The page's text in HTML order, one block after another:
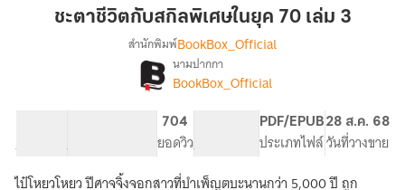
:
พลิก
ตัวประกอบ
กับ
ชะตาชีวิตกับสกิลพิเศษในยุค 70 เล่ม 3
เรื่อง[จบ]
จิ้งจอก
พลิก
สำนักพิมพ์BookBox_Official
นามปากกา
BookBox_Official
จำนวนคำ จำนวนหน้า (A5)
704
ยอดวิวระดับเนื้อหา
PDF/EPUB
ประเภทไฟล์
28 ส.ค. 68
วันที่วางขาย
ไป๋โหยวโหยว ปีศาจจิ้งจอกสาวที่บำเพ็ญตบะนานกว่า 5,000 ปี ถูก